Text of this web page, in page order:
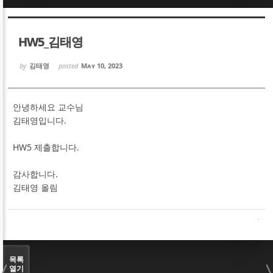
HW5_김태영
by 김태영 posted May 10, 2023
안녕하세요 교수님
김태영입니다.
HW5 제출합니다.
감사합니다.
김태영 올림
목록
열기
Sketchbook5, 스케치북5
Sketchbook5, 스케치북5
Sketchbook5, 스케치북5
Sketchbook5, 스케치북5